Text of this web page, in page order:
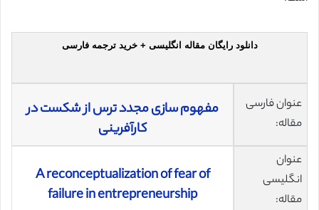
دانلود رایگان مقاله انگلیسی + خرید ترجمه فارسی
عنوان فارسی
مقاله:
مفهوم سازی مجدد ترس از شکست در
کارآفرینی
عنوان
انگلیسی
مقاله:
A reconceptualization of fear of
failure in entrepreneurship